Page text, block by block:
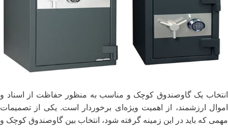
انتخاب یک گاوصندوق کوچک و مناسب به ‌منظور حفاظت از اسناد و
اموال ارزشمند، از اهمیت ویژه‌ای برخوردار است. یکی از تصمیمات
مهمی که باید در این زمینه گرفته شود، انتخاب بین گاوصندوق کوچک و